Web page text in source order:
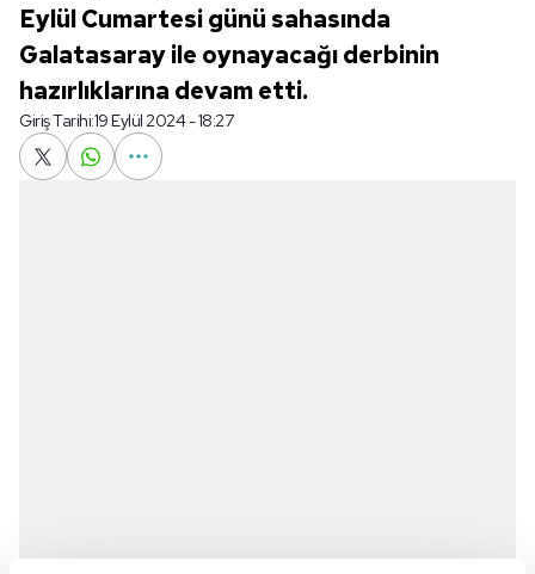
Eylül Cumartesi günü sahasında
Galatasaray ile oynayacağı derbinin
hazırlıklarına devam etti.
Giriş Tarihi:19 Eylül 2024 - 18:27